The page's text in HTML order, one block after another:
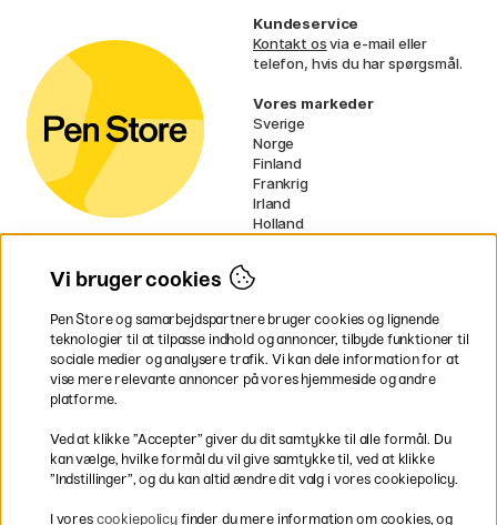
Kundeservice
Kontakt osvia e-mail eller
telefon, hvis du har spørgsmål.
Vores markeder
Sverige
Norge
Finland
Frankrig
Irland
Holland
EU
* Specifikkefragtvilkår gælder for
voluminøse varer.
Hurtig levering til hele Danmark
Vi bruger cookies
Pen Store og samarbejdspartnere bruger cookies og lignende
teknologier til at tilpasse indhold og annoncer, tilbyde funktioner til
sociale medier og analysere trafik. Vi kan dele information for at
vise mere relevante annoncer på vores hjemmeside og andre
platforme.
Ved at klikke ”Accepter” giver du dit samtykke til alle formål. Du
kan vælge, hvilke formål du vil give samtykke til, ved at klikke
”Indstillinger”, og du kan altid ændre dit valg i vores cookiepolicy.
I vores cookiepolicyfinder du mere information om cookies, og